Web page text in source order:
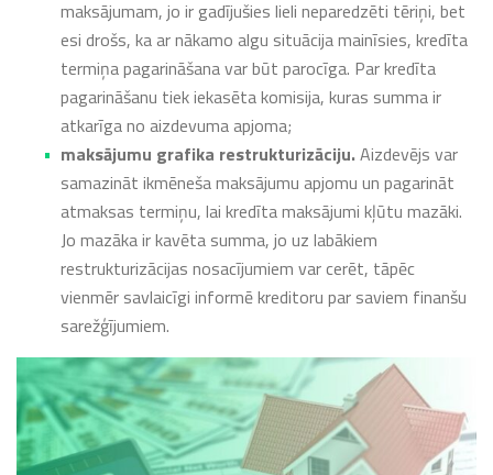
maksājumam, jo ir gadījušies lieli neparedzēti tēriņi, bet
esi drošs, ka ar nākamo algu situācija mainīsies, kredīta
termiņa pagarināšana var būt parocīga. Par kredīta
pagarināšanu tiek iekasēta komisija, kuras summa ir
atkarīga no aizdevuma apjoma;
maksājumu grafika restrukturizāciju.Aizdevējs var
samazināt ikmēneša maksājumu apjomu un pagarināt
atmaksas termiņu, lai kredīta maksājumi kļūtu mazāki.
Jo mazāka ir kavēta summa, jo uz labākiem
restrukturizācijas nosacījumiem var cerēt, tāpēc
vienmēr savlaicīgi informē kreditoru par saviem finanšu
sarežģījumiem.